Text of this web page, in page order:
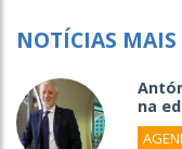
NOTÍCIAS MAIS
na